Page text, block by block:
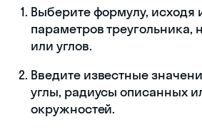
Выберите формулу, исходя
параметров треугольника,
или углов.
Введите известные
углы, радиусы описанных
окружностей.